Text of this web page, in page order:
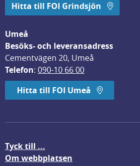
Hitta till FOI Grindsjön
Umeå
Besöks- och leveransadress
Cementvägen 20, Umeå
Telefon: 090-10 66 00
Hitta till FOI Umeå
Tyck till ...
Om webbplatsen